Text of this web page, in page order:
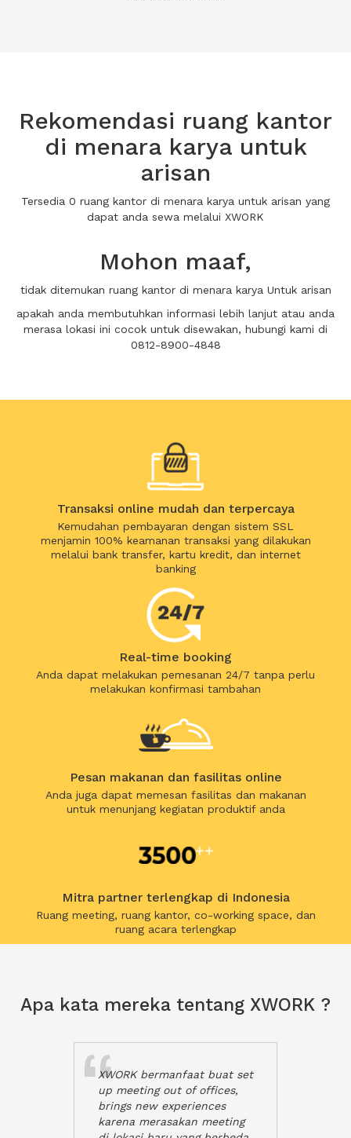
Rekomendasi ruang kantor
di menara karya untuk
arisan
Tersedia 0 ruang kantor di menara karya untuk arisan yang
dapat anda sewa melalui XWORK
Mohon maaf,
tidak ditemukan ruang kantor di menara karya Untuk arisan
apakah anda membutuhkan informasi lebih lanjut atau anda
merasa lokasi ini cocok untuk disewakan, hubungi kami di
0812-8900-4848
Transaksi online mudah dan terpercaya
Kemudahan pembayaran dengan sistem SSL
menjamin 100% keamanan transaksi yang dilakukan
melalui bank transfer, kartu kredit, dan internet
banking
Real-time booking
Anda dapat melakukan pemesanan 24/7 tanpa perlu
melakukan konfirmasi tambahan
Pesan makanan dan fasilitas online
Anda juga dapat memesan fasilitas dan makanan
untuk menunjang kegiatan produktif anda
Mitra partner terlengkap di Indonesia
Ruang meeting, ruang kantor, co-working space, dan
ruang acara terlengkap
Apa kata mereka tentang XWORK ?
XWORK bermanfaat buat set
up meeting out of offices,
brings new experiences
karena merasakan meeting